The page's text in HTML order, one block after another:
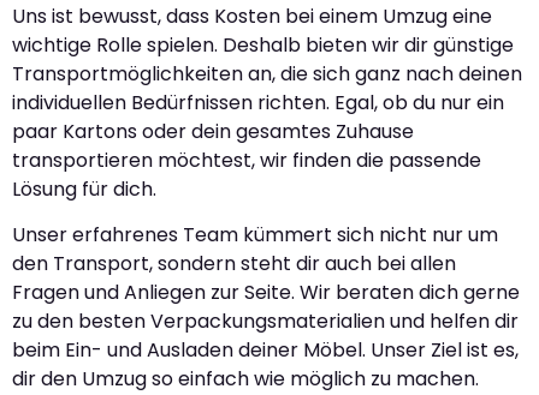
Uns ist bewusst, dass Kosten bei einem Umzug eine
wichtige Rolle spielen. Deshalb bieten wir dir günstige
Transportmöglichkeiten an, die sich ganz nach deinen
individuellen Bedürfnissen richten. Egal, ob du nur ein
paar Kartons oder dein gesamtes Zuhause
transportieren möchtest, wir finden die passende
Lösung für dich.
Unser erfahrenes Team kümmert sich nicht nur um
den Transport, sondern steht dir auch bei allen
Fragen und Anliegen zur Seite. Wir beraten dich gerne
zu den besten Verpackungsmaterialien und helfen dir
beim Ein- und Ausladen deiner Möbel. Unser Ziel ist es,
dir den Umzug so einfach wie möglich zu machen.